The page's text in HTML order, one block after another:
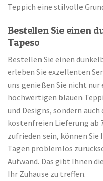
Teppich eine stilvolle
Bestellen Sie einen
Tapeso
Bestellen Sie einen
erleben Sie exzellenten
uns genießen Sie nicht nur
hochwertigen blauen
und Designs, sondern
kostenfreien Lieferung ab
zufrieden sein, können
Tagen problemlos
Aufwand. Das gibt Ihnen
Ihr Zuhause zu treffen.